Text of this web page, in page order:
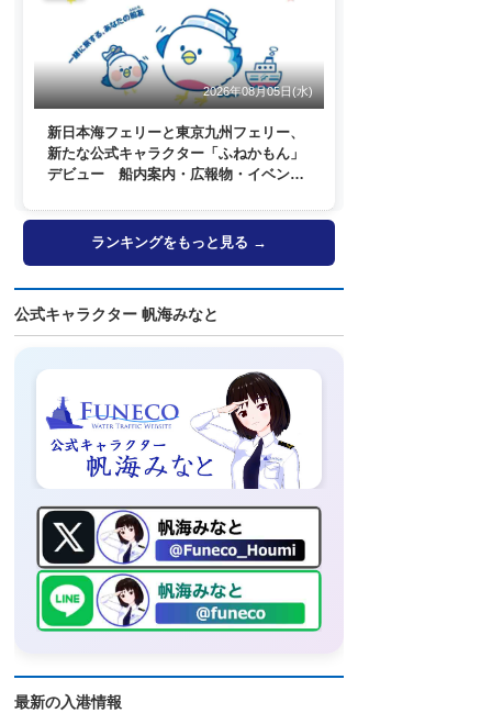
2026年08月05日(水)
新日本海フェリーと東京九州フェリー、
新たな公式キャラクター「ふねかもん」
デビュー 船内案内・広報物・イベン
ランキングをもっと見る →
公式キャラクター 帆海みなと
最新の入港情報